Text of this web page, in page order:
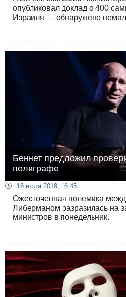
опубликовал доклад о 400
Израиля — обнаружено
Беннет предложил
полиграфе
16 июля 2018, 16:45
Ожесточенная полемика
Либерманом разразилась на
министров в понедельник.